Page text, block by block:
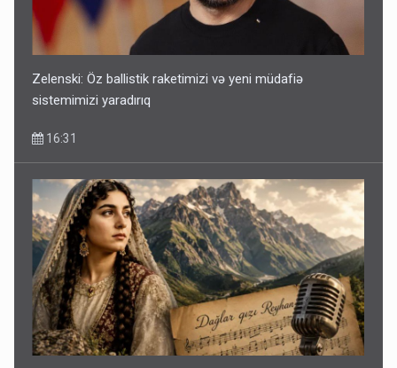
Zelenski: Öz ballistik raketimizi və yeni müdafiə
sistemimizi yaradırıq
16:31